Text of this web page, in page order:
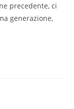
precedente, ci
generazione,